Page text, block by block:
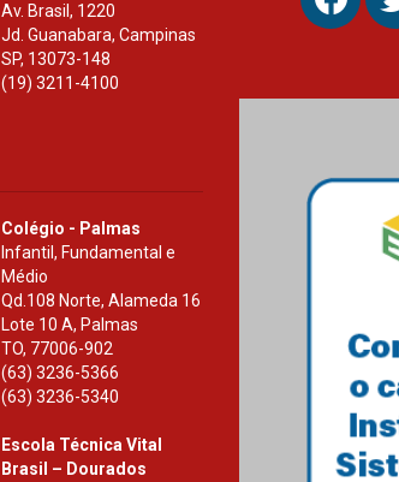
Av. Brasil, 1220
Jd. Guanabara, Campinas
SP, 13073-148
(19) 3211-4100
Colégio - Palmas
Infantil, Fundamental e
Médio
Qd.108 Norte, Alameda 16
Lote 10 A, Palmas
TO, 77006-902
(63) 3236-5366
(63) 3236-5340
Escola Técnica Vital
Brasil – Dourados